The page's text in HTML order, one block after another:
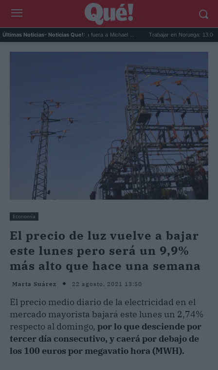
Últimas Noticias- Noticias Que!:
mejor quinteto: deja fuera a Michael ... Trabajar en Noruega: 13.000 nuevas
Economía
El precio de luz vuelve a bajar
este lunes pero será un 9,9%
más alto que hace una semana
Marta Suárez 22 agosto, 2021 13:50
El precio medio diario de la electricidad en el
mercado mayorista bajará este lunes un 2,74%
respecto al domingo, por lo que desciende por
tercer día consecutivo, y caerá por debajo de
los 100 euros por megavatio hora (MWH).